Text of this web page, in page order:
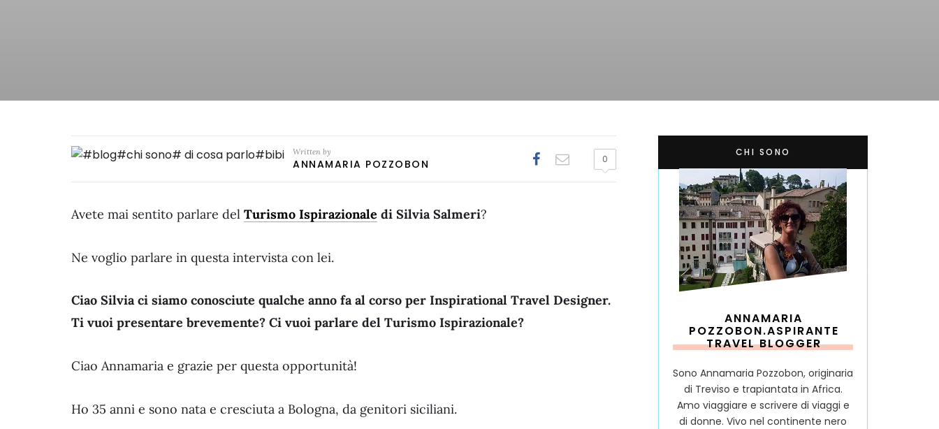
Written by
ANNAMARIA POZZOBON 0
Avete mai sentito parlare del Turismo Ispirazionale di Silvia Salmeri?
Ne voglio parlare in questa intervista con lei.
Ciao Silvia ci siamo conosciute qualche anno fa al corso per Inspirational Travel Designer.
Ti vuoi presentare brevemente? Ci vuoi parlare del Turismo Ispirazionale?
Ciao Annamaria e grazie per questa opportunità!
Ho 35 anni e sono nata e cresciuta a Bologna, da genitori siciliani.
CHI SONO
ANNAMARIA
POZZOBON.ASPIRANTE
TRAVEL BLOGGER
Sono Annamaria Pozzobon, originaria
di Treviso e trapiantata in Africa.
Amo viaggiare e scrivere di viaggi e
di donne. Vivo nel continente nero